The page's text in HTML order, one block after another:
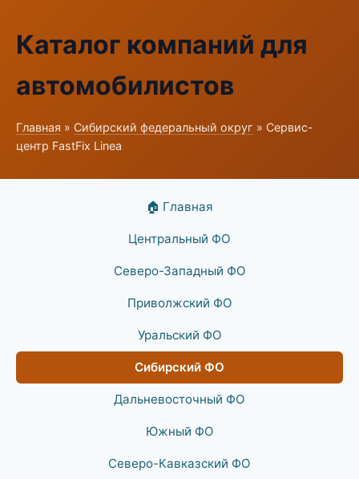
Каталог компаний для
автомобилистов
Главная » Сибирский федеральный округ » Сервис-
центр FastFix Linea
🏠 Главная
Центральный ФО
Северо-Западный ФО
Приволжский ФО
Уральский ФО
Сибирский ФО
Дальневосточный ФО
Южный ФО
Северо-Кавказский ФО